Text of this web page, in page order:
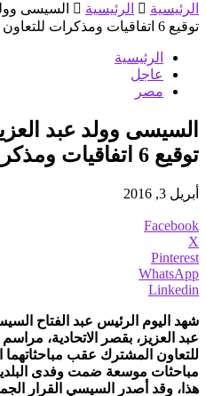
الرئيسية الرئيسية
السيسى
توقيع 6 اتفاقيات ومذكرات للتعاون المشترك
الرئيسية
عاجل
مصر
السيسى وولد عبد
توقيع 6 اتفاقيات ومذكرات للتعاون المشترك
أبريل 3, 2016
Facebook
X
Pinterest
WhatsApp
Linkedin
شهد اليوم الرئيس عبد الفتاح
للتعاون المشترك عقب مباحثاتهما
مباحثات موسعة ضمت وفدى